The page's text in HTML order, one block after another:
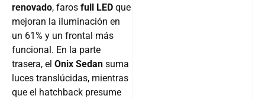
renovado, faros full LED que
mejoran la iluminación en
un 61% y un frontal más
funcional. En la parte
trasera, el Onix Sedan suma
luces translúcidas, mientras
que el hatchback presume